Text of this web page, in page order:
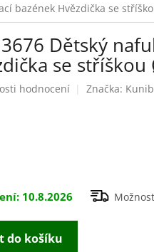
bazének Hvězdička se
Dětský
se
hodnocení Značka:
10.8.2026
do košíku